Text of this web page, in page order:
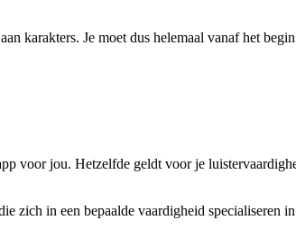
karakters. Je moet dus helemaal vanaf het
voor jou. Hetzelfde geldt voor je
zich in een bepaalde vaardigheid specialiseren